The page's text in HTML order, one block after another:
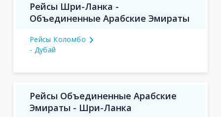
Рейсы Шри-Ланка -
Объединенные Арабские Эмираты
Рейсы Коломбо
- Дубай
Рейсы Объединенные Арабские
Эмираты - Шри-Ланка